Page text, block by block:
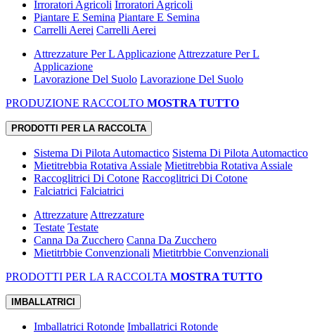
Irroratori Agricoli Irroratori Agricoli
Piantare E Semina Piantare E Semina
Carrelli Aerei Carrelli Aerei
Attrezzature Per L Applicazione Attrezzature Per L
Applicazione
Lavorazione Del Suolo Lavorazione Del Suolo
PRODUZIONE RACCOLTO MOSTRA TUTTO
PRODOTTI PER LA RACCOLTA
Sistema Di Pilota Automactico Sistema Di Pilota Automactico
Mietitrebbia Rotativa Assiale Mietitrebbia Rotativa Assiale
Raccoglitrici Di Cotone Raccoglitrici Di Cotone
Falciatrici Falciatrici
Attrezzature Attrezzature
Testate Testate
Canna Da Zucchero Canna Da Zucchero
Mietitrbbie Convenzionali Mietitrbbie Convenzionali
PRODOTTI PER LA RACCOLTA MOSTRA TUTTO
IMBALLATRICI
Imballatrici Rotonde Imballatrici Rotonde